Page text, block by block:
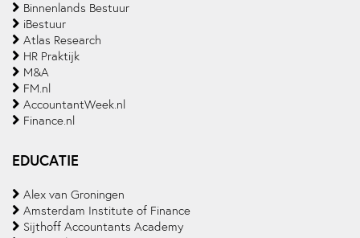
Binnenlands Bestuur
iBestuur
Atlas Research
HR Praktijk
M&A
FM.nl
AccountantWeek.nl
Finance.nl
EDUCATIE
Alex van Groningen
Amsterdam Institute of Finance
Sijthoff Accountants Academy